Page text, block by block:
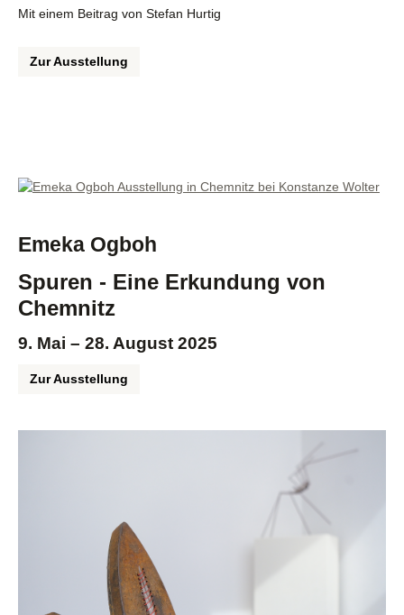
Mit einem Beitrag von Stefan Hurtig
Zur Ausstellung
Emeka Ogboh
Spuren - Eine Erkundung von
Chemnitz
9. Mai – 28. August 2025
Zur Ausstellung